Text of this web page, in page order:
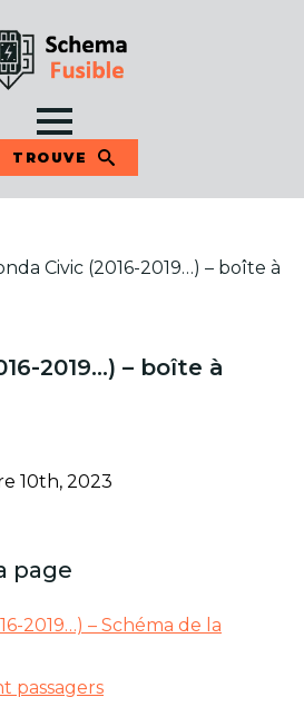
TROUVE
Civic (2016-2019…) – boîte à
2019…) – boîte à
10th, 2023
page
2019…) – Schéma de la
passagers